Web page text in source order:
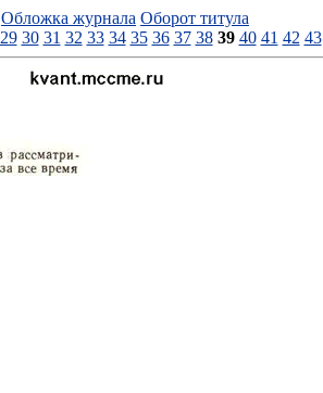
Обложка журнала Оборот титула
29 30 31 32 33 34 35 36 37 38 39 40 41 42 43